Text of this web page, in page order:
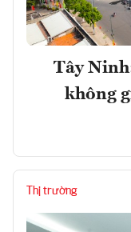
Tây
không
Thị trường